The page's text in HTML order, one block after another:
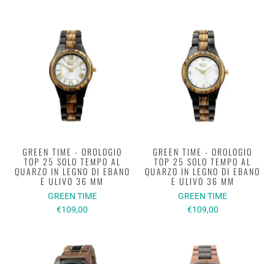
GREEN TIME - OROLOGIO
TOP 25 SOLO TEMPO AL
QUARZO IN LEGNO DI EBANO
E ULIVO 36 MM
GREEN TIME
€109,00
GREEN TIME - OROLOGIO
TOP 25 SOLO TEMPO AL
QUARZO IN LEGNO DI EBANO
E ULIVO 36 MM
GREEN TIME
€109,00